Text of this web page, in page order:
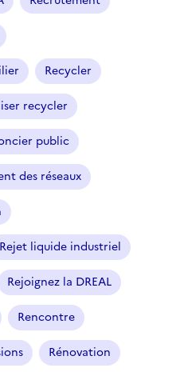
Recycler
recycler
public
des réseaux
Rejet liquide industriel
Rejoignez la DREAL
Rencontre
Rénovation